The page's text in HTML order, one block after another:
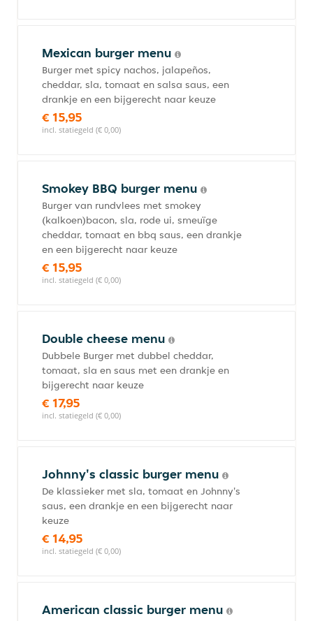
Mexican burger menu
Burger met spicy nachos, jalapeños,
cheddar, sla, tomaat en salsa saus, een
drankje en een bijgerecht naar keuze
€ 15,95
incl. statiegeld (€ 0,00)
Smokey BBQ burger menu
Burger van rundvlees met smokey
(kalkoen)bacon, sla, rode ui, smeuïge
cheddar, tomaat en bbq saus, een drankje
en een bijgerecht naar keuze
€ 15,95
incl. statiegeld (€ 0,00)
Double cheese menu
Dubbele Burger met dubbel cheddar,
tomaat, sla en saus met een drankje en
bijgerecht naar keuze
€ 17,95
incl. statiegeld (€ 0,00)
Johnny's classic burger menu
De klassieker met sla, tomaat en Johnny's
saus, een drankje en een bijgerecht naar
keuze
€ 14,95
incl. statiegeld (€ 0,00)
American classic burger menu